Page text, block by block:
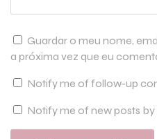
Guardar o meu nome,
a próxima vez que eu
Notify me of follow-up
Notify me of new posts by